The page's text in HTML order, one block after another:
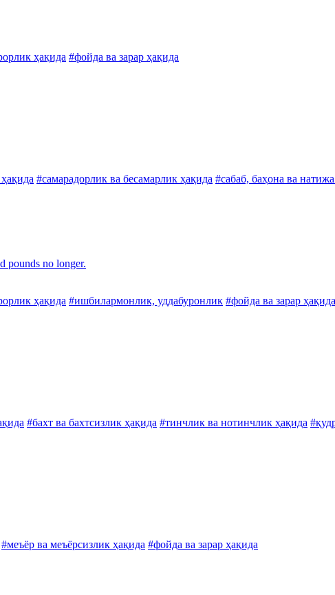
ҳақида #фойда ва зарар ҳақида
#самарадорлик ва бесамарлик ҳақида #сабаб, баҳона ва
pounds no longer.
ҳақида #ишбилармонлик, уддабуронлик #фойда ва зарар ҳақида
#бахт ва бахтсизлик ҳақида #тинчлик ва нотинчлик ҳақида
#меъёр ва меъёрсизлик ҳақида #фойда ва зарар ҳақида